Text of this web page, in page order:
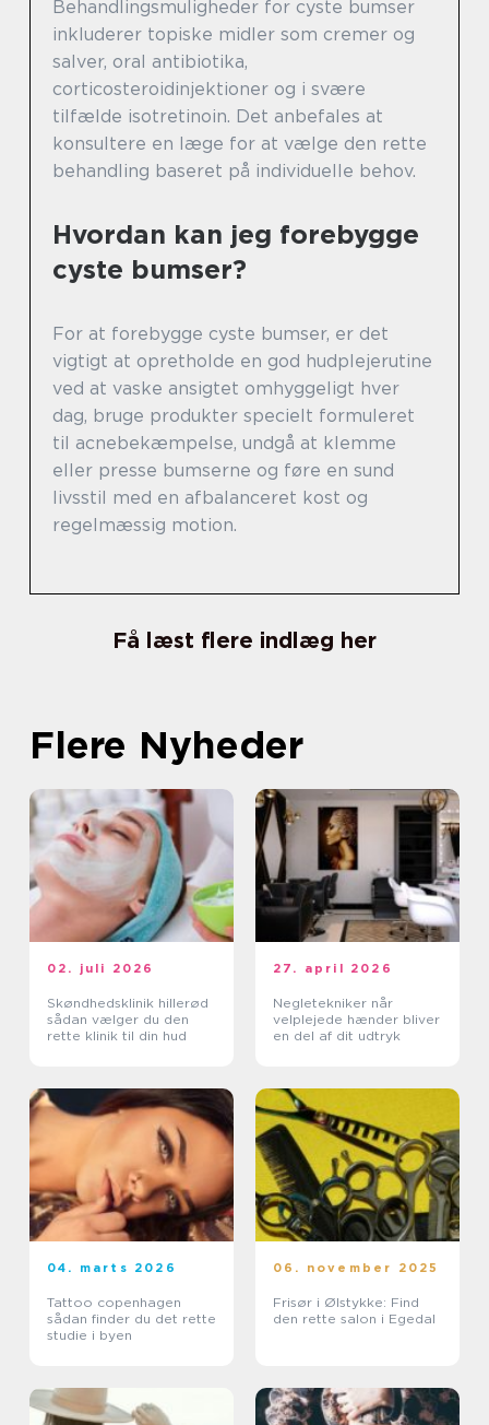
Behandlingsmuligheder for cyste bumser
inkluderer topiske midler som cremer og
salver, oral antibiotika,
corticosteroidinjektioner og i svære
tilfælde isotretinoin. Det anbefales at
konsultere en læge for at vælge den rette
behandling baseret på individuelle behov.
Hvordan kan jeg forebygge
cyste bumser?
For at forebygge cyste bumser, er det
vigtigt at opretholde en god hudplejerutine
ved at vaske ansigtet omhyggeligt hver
dag, bruge produkter specielt formuleret
til acnebekæmpelse, undgå at klemme
eller presse bumserne og føre en sund
livsstil med en afbalanceret kost og
regelmæssig motion.
Få læst flere indlæg her
Flere Nyheder
02. juli 2026
Skøndhedsklinik hillerød
sådan vælger du den
rette klinik til din hud
27. april 2026
Negletekniker når
velplejede hænder bliver
en del af dit udtryk
04. marts 2026
Tattoo copenhagen
sådan finder du det rette
studie i byen
06. november 2025
Frisør i Ølstykke: Find
den rette salon i Egedal